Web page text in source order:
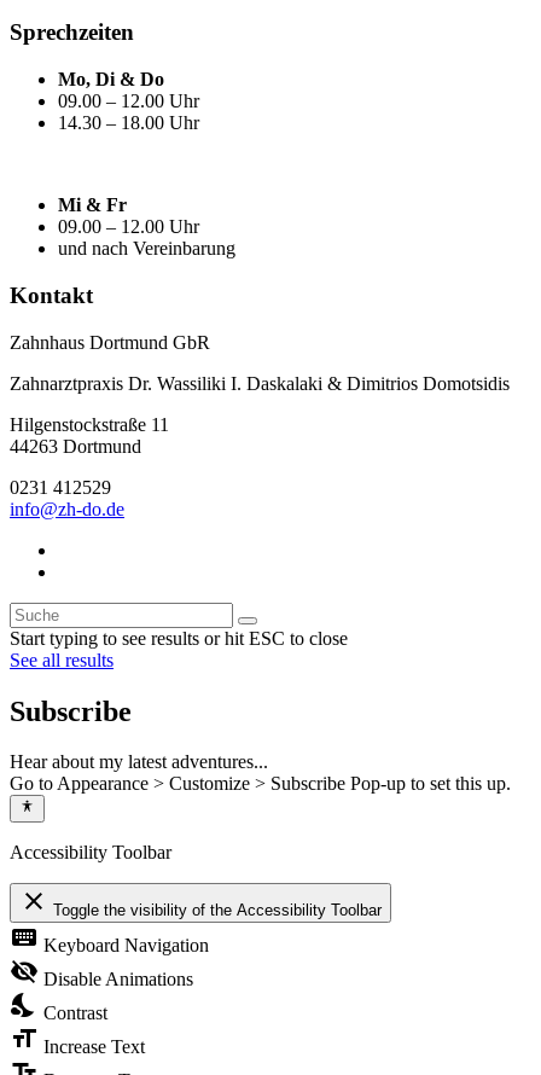
Sprechzeiten
Mo, Di & Do
09.00 – 12.00 Uhr
14.30 – 18.00 Uhr
Mi & Fr
09.00 – 12.00 Uhr
und nach Vereinbarung
Kontakt
Zahnhaus Dortmund GbR
Zahnarztpraxis Dr. Wassiliki I. Daskalaki & Dimitrios Domotsidis
Hilgenstockstraße 11
44263 Dortmund
0231 412529
info@zh-do.de
Start typing to see results or hit ESC to close
See all results
Subscribe
Hear about my latest adventures...
Go to Appearance > Customize > Subscribe Pop-up to set this up.
Accessibility Toolbar
close Toggle the visibility of the Accessibility Toolbar
keyboard Keyboard Navigation
visibility_off Disable Animations
nights_stay Contrast
format_size Increase Text